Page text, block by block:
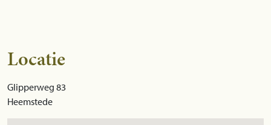
Locatie
Glipperweg 83
Heemstede